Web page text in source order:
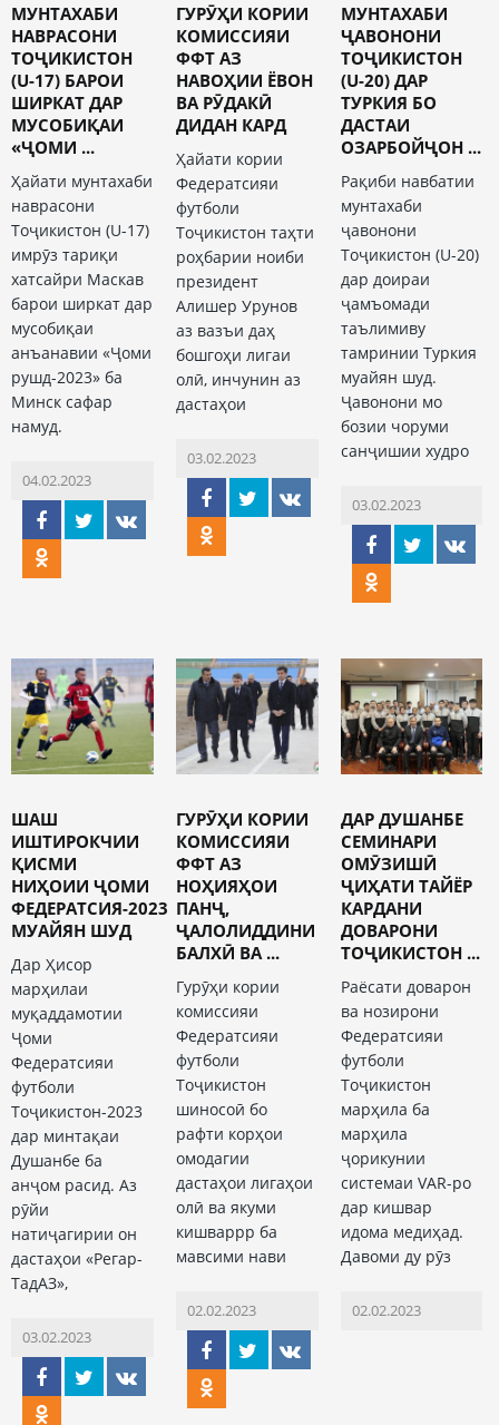
МУНТАХАБИ
НАВРАСОНИ
ТОҶИКИСТОН
(U-17) БАРОИ
ШИРКАТ ДАР
МУСОБИҚАИ
«ҶОМИ ...
Ҳайати мунтахаби
наврасони
Тоҷикистон (U-17)
имрӯз тариқи
хатсайри Маскав
барои ширкат дар
мусобиқаи
анъанавии «Ҷоми
рушд-2023» ба
Минск сафар
намуд.
04.02.2023
ГУРӮҲИ КОРИИ
КОМИССИЯИ
ФФТ АЗ
НАВОҲИИ ЁВОН
ВА РӮДАКӢ
ДИДАН КАРД
Ҳайати кории
Федератсияи
футболи
Тоҷикистон таҳти
роҳбарии ноиби
президент
Алишер Урунов
аз вазъи даҳ
бошгоҳи лигаи
олӣ, инчунин аз
дастаҳои
03.02.2023
МУНТАХАБИ
ҶАВОНОНИ
ТОҶИКИСТОН
(U-20) ДАР
ТУРКИЯ БО
ДАСТАИ
ОЗАРБОЙҶОН ...
Рақиби навбатии
мунтахаби
ҷавонони
Тоҷикистон (U-20)
дар доираи
ҷамъомади
таълимиву
тамринии Туркия
муайян шуд.
Ҷавонони мо
бозии чоруми
санҷишии худро
03.02.2023
ШАШ
ИШТИРОКЧИИ
ҚИСМИ
НИҲОИИ ҶОМИ
ФЕДЕРАТСИЯ-2023
МУАЙЯН ШУД
Дар Ҳисор
марҳилаи
муқаддамотии
Ҷоми
Федератсияи
футболи
Тоҷикистон-2023
дар минтақаи
Душанбе ба
анҷом расид. Аз
рӯйи
натиҷагирии он
дастаҳои «Регар-
ТадАЗ»,
03.02.2023
ГУРӮҲИ КОРИИ
КОМИССИЯИ
ФФТ АЗ
НОҲИЯҲОИ
ПАНҶ,
ҶАЛОЛИДДИНИ
БАЛХӢ ВА ...
Гурӯҳи кории
комиссияи
Федератсияи
футболи
Тоҷикистон
шиносоӣ бо
рафти корҳои
омодагии
дастаҳои лигаҳои
олӣ ва якуми
кишваррр ба
мавсими нави
02.02.2023
ДАР ДУШАНБЕ
СЕМИНАРИ
ОМӮЗИШӢ
ҶИҲАТИ ТАЙЁР
КАРДАНИ
ДОВАРОНИ
ТОҶИКИСТОН ...
Раёсати доварон
ва нозирони
Федератсияи
футболи
Тоҷикистон
марҳила ба
марҳила
ҷорикунии
системаи VAR-ро
дар кишвар
идома медиҳад.
Давоми ду рӯз
02.02.2023